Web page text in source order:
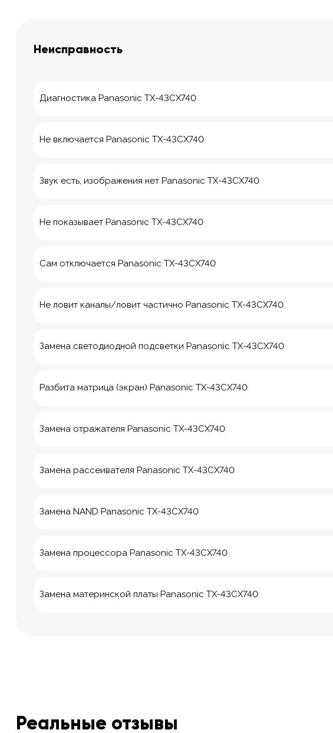
Неисправность
Диагностика Panasonic TX-43CX740
Не включается Panasonic TX-43CX740
Звук есть, изображения нет Panasonic TX-43CX740
Не показывает Panasonic TX-43CX740
Сам отключается Panasonic TX-43CX740
Не ловит каналы/ловит частично Panasonic TX-43CX740
Замена светодиодной подсветки Panasonic TX-43CX740
Разбита матрица (экран) Panasonic TX-43CX740
Замена отражателя Panasonic TX-43CX740
Замена рассеивателя Panasonic TX-43CX740
Замена NAND Panasonic TX-43CX740
Замена процессора Panasonic TX-43CX740
Замена материнской платы Panasonic TX-43CX740
Реальные отзывы
8 Красноармейская, 20